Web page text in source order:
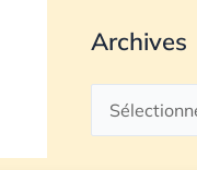
Archives